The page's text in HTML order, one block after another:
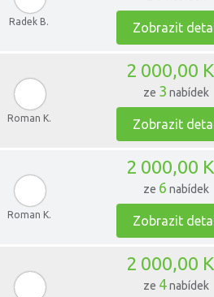
Radek B. Zobrazit
Roman K.
2 000,00
ze 3 nabídek
Zobrazit
Roman K.
2 000,00
ze 6 nabídek
Zobrazit
2 000,00
ze 4nabídek